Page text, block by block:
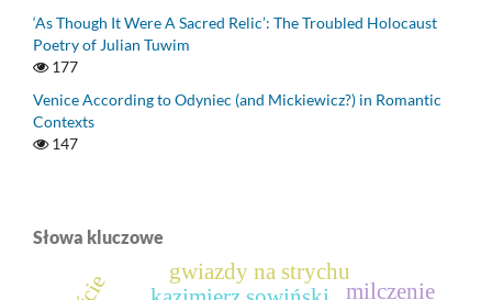
‘As Though It Were A Sacred Relic’: The Troubled Holocaust
Poetry of Julian Tuwim
177
Venice According to Odyniec (and Mickiewicz?) in Romantic
Contexts
147
Słowa kluczowe
gwiazdy na strychu
milczenie